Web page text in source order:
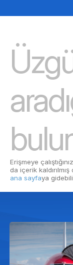
Erişmeye
da içerik
ana sayfaya